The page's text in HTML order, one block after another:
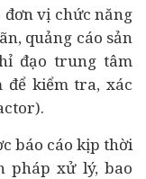
đơn vị chức năng
quảng cáo sản
đạo trung tâm
để kiểm tra, xác
báo cáo kịp thời
pháp xử lý, bao